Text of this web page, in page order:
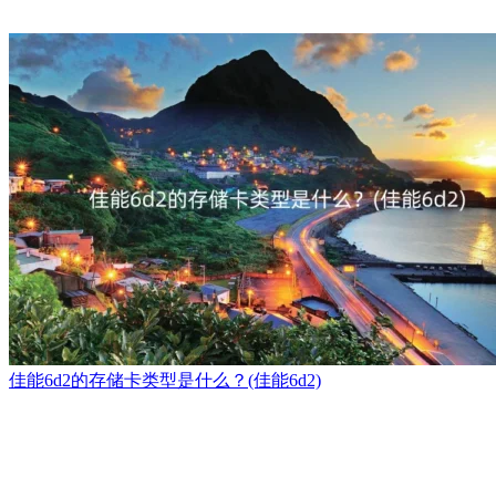
佳能6d2的存储卡类型是什么？(佳能6d2)